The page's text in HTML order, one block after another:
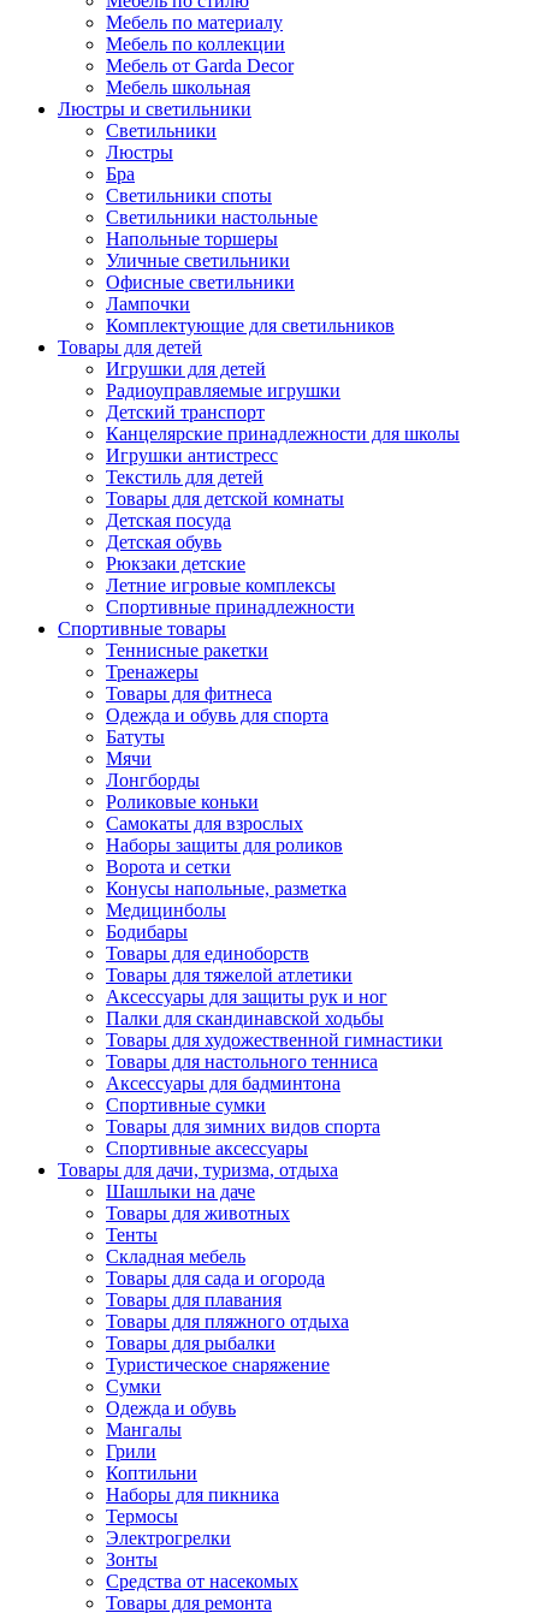
Мебель по материалу
Мебель по коллекции
Мебель от Garda Decor
Мебель школьная
Люстры и светильники
Светильники
Люстры
Бра
Светильники споты
Светильники настольные
Напольные торшеры
Уличные светильники
Офисные светильники
Лампочки
Комплектующие для светильников
Товары для детей
Игрушки для детей
Радиоуправляемые игрушки
Детский транспорт
Канцелярские принадлежности для школы
Игрушки антистресс
Текстиль для детей
Товары для детской комнаты
Детская посуда
Детская обувь
Рюкзаки детские
Летние игровые комплексы
Спортивные принадлежности
Спортивные товары
Теннисные ракетки
Тренажеры
Товары для фитнеса
Одежда и обувь для спорта
Батуты
Мячи
Лонгборды
Роликовые коньки
Самокаты для взрослых
Наборы защиты для роликов
Ворота и сетки
Конусы напольные, разметка
Медицинболы
Бодибары
Товары для единоборств
Товары для тяжелой атлетики
Аксессуары для защиты рук и ног
Палки для скандинавской ходьбы
Товары для художественной гимнастики
Товары для настольного тенниса
Аксессуары для бадминтона
Спортивные сумки
Товары для зимних видов спорта
Спортивные аксессуары
Товары для дачи, туризма, отдыха
Шашлыки на даче
Товары для животных
Тенты
Складная мебель
Товары для сада и огорода
Товары для плавания
Товары для пляжного отдыха
Товары для рыбалки
Туристическое снаряжение
Сумки
Одежда и обувь
Мангалы
Грили
Коптильни
Наборы для пикника
Термосы
Электрогрелки
Зонты
Средства от насекомых
Товары для ремонта